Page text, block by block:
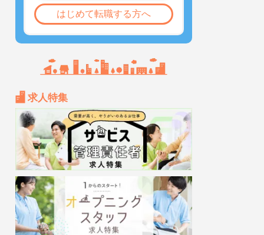
はじめて転職する方へ
求人特集